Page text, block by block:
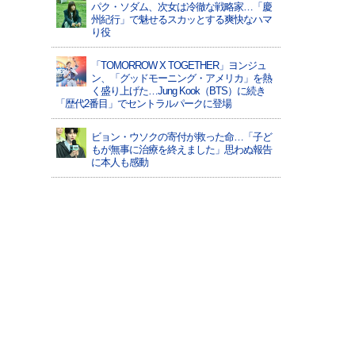
パク・ソダム、次女は冷徹な戦略家…「慶
州紀行」で魅せるスカッとする爽快なハマ
り役
「TOMORROW X TOGETHER」ヨンジュ
ン、「グッドモーニング・アメリカ」を熱
く盛り上げた…Jung Kook（BTS）に続き
「歴代2番目」でセントラルパークに登場
ビョン・ウソクの寄付が救った命…「子ど
もが無事に治療を終えました」思わぬ報告
に本人も感動